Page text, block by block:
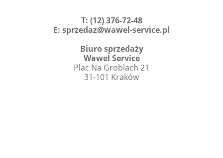
T: (12) 376-72-48
E: sprzedaz@wawel-service.pl
Biuro sprzedaży
Wawel Service
Plac Na Groblach 21
31-101 Kraków